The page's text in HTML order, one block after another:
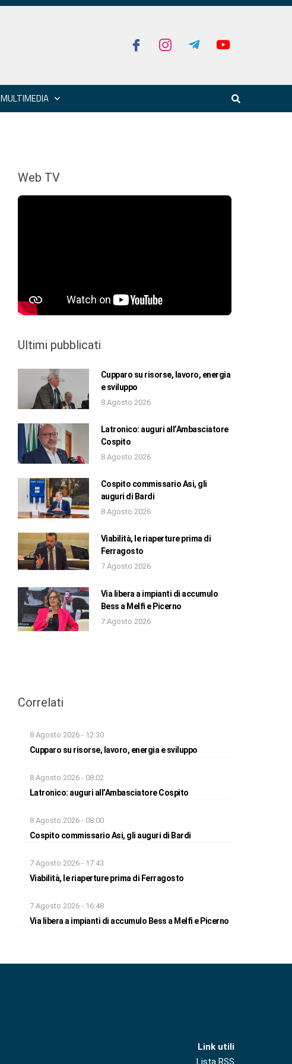
MULTIMEDIA
Web TV
Ultimi pubblicati
Cupparo su risorse, lavoro, energia
e sviluppo
8 Agosto 2026
Latronico: auguri all’Ambasciatore
Cospito
8 Agosto 2026
Cospito commissario Asi, gli
auguri di Bardi
8 Agosto 2026
Viabilità, le riaperture prima di
Ferragosto
7 Agosto 2026
Via libera a impianti di accumulo
Bess a Melfi e Picerno
7 Agosto 2026
Correlati
8 Agosto 2026 - 12:30
Cupparo su risorse, lavoro, energia e sviluppo
8 Agosto 2026 - 08:02
Latronico: auguri all’Ambasciatore Cospito
8 Agosto 2026 - 08:00
Cospito commissario Asi, gli auguri di Bardi
7 Agosto 2026 - 17:43
Viabilità, le riaperture prima di Ferragosto
7 Agosto 2026 - 16:48
Via libera a impianti di accumulo Bess a Melfi e Picerno
Link utili
Lista RSS